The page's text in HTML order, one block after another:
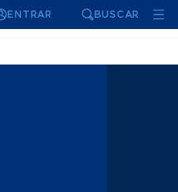
ENTRAR BUSCAR